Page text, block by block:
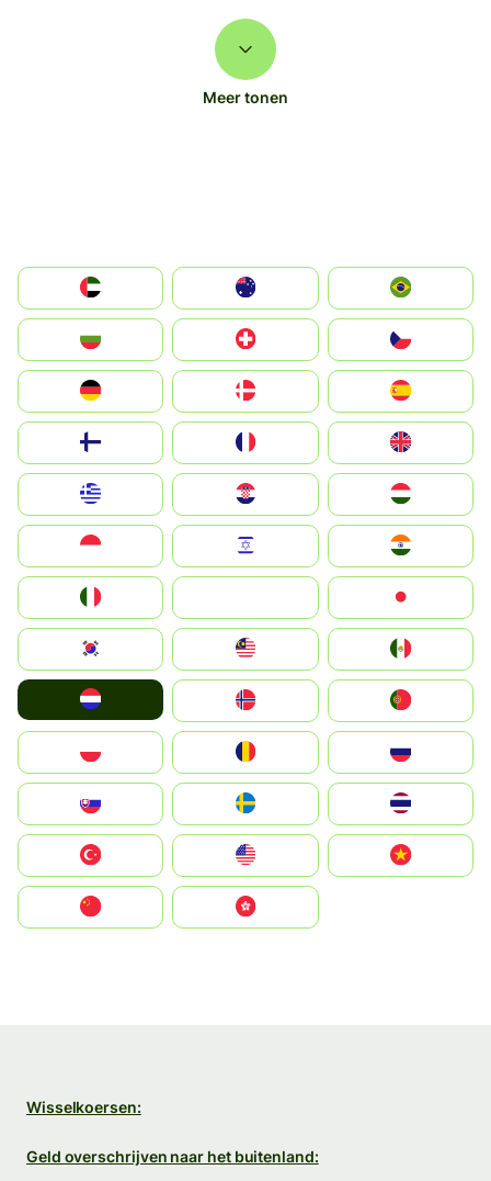
Meer tonen
الإمارات العربية المتحدة
Switzerland
Deutschland
United Kingdom
Magyarország
South Korea
United States
中國香港特別行政區
Wisselkoersen:
Geld overschrijven naar het buitenland: